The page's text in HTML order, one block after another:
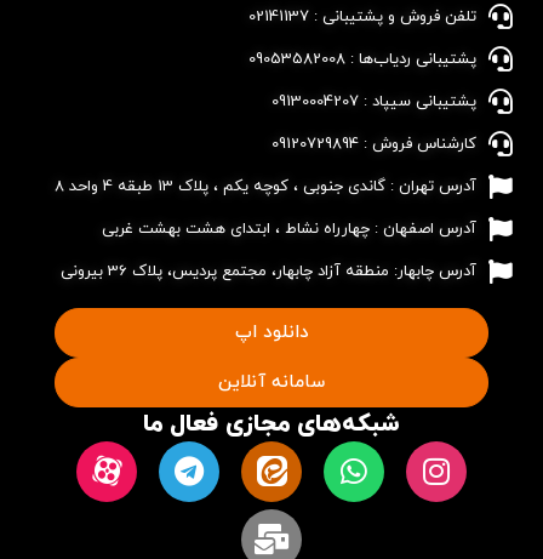
تلفن فروش و پشتیبانی : 02141137​
پشتیبانی ردیاب‌ها : 09053582008​
پشتیبانی سیپاد : 09130004207​
کارشناس فروش : 09120729894​
آدرس تهران : گاندی جنوبی ، کوچه یکم ، پلاک 13 طبقه 4 واحد 8
آدرس اصفهان : چهارراه نشاط ، ابتدای هشت بهشت غربی
آدرس چابهار: منطقه آزاد چابهار، مجتمع پردیس، پلاک 36 بیرونی
دانلود اپ
سامانه آنلاین
شبکه‌های مجازی فعال ما